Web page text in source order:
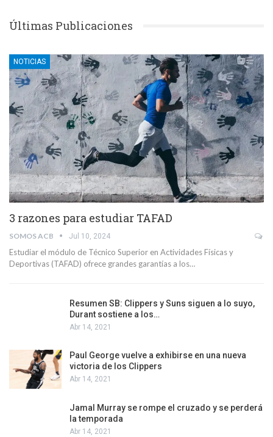
Últimas Publicaciones
NOTICIAS
3 razones para estudiar TAFAD
SOMOS ACB Jul 10, 2024
Estudiar el módulo de Técnico Superior en Actividades Físicas y
Deportivas (TAFAD) ofrece grandes garantías a los…
Resumen SB: Clippers y Suns siguen a lo suyo,
Durant sostiene a los…
Abr 14, 2021
Paul George vuelve a exhibirse en una nueva
victoria de los Clippers
Abr 14, 2021
Jamal Murray se rompe el cruzado y se perderá
la temporada
Abr 14, 2021